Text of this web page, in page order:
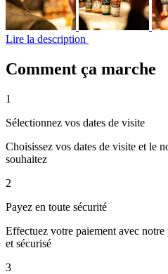
Lire la description
Comment ça marche
1
Sélectionnez vos dates de visite
Choisissez vos dates de visite et le
souhaitez
2
Payez en toute sécurité
Effectuez votre paiement avec
et sécurisé
3